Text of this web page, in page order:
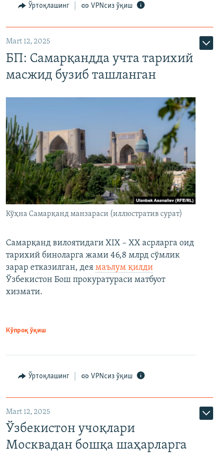
Ўртоқлашинг VPNсиз ўқиш
Mart 12, 2025
БП: Самарқандда учта тарихий
масжид бузиб ташланган
Кўҳна Самарқанд манзараси (иллюстратив сурат)
Самарқанд вилоятидаги XIX – XX асрларга оид
тарихий биноларга жами 46,8 млрд сўмлик
зарар етказилган, дея маълум қилди
Ўзбекистон Бош прокуратураси матбуот
хизмати.
Кўпроқ ўқиш
Ўртоқлашинг VPNсиз ўқиш
Mart 12, 2025
Ўзбекистон учоқлари
Москвадан бошқа шаҳарларга